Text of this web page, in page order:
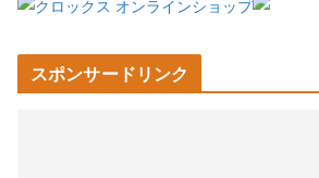
スポンサードリンク